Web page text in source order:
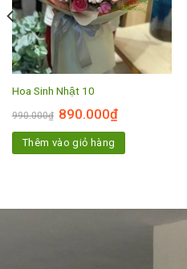
Hoa Sinh Nhật 10
990.000₫ 890.000₫
Thêm vào giỏ hàng